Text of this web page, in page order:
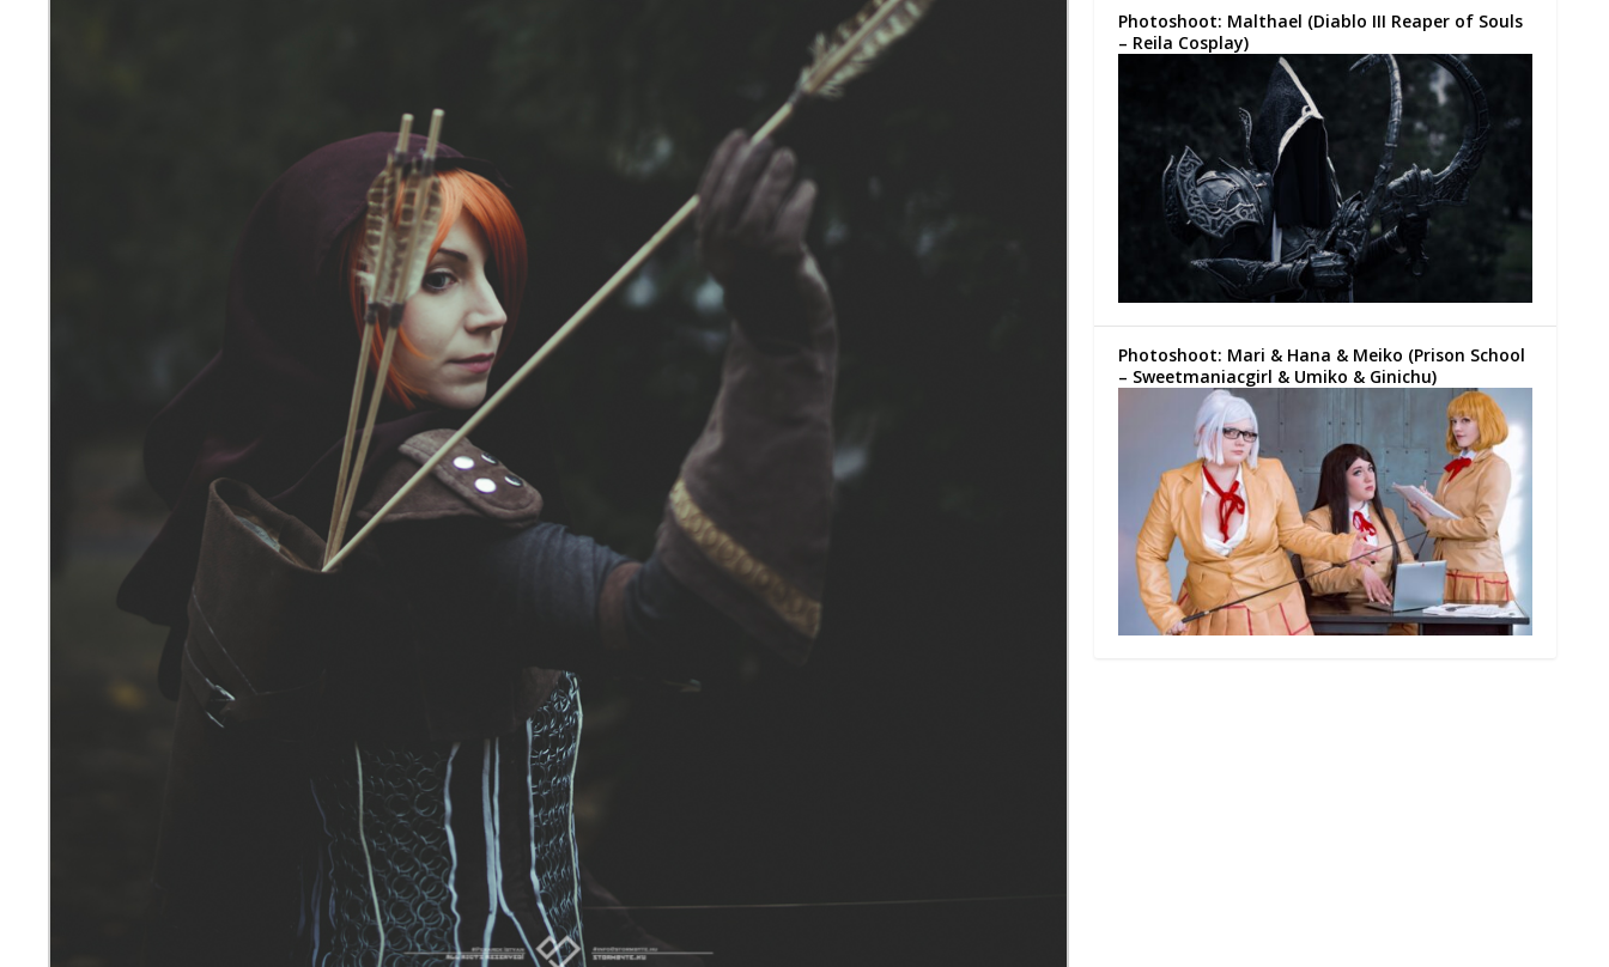
Photoshoot: Malthael (Diablo III Reaper of Souls
– Reila Cosplay)
Photoshoot: Mari & Hana & Meiko (Prison School
– Sweetmaniacgirl & Umiko & Ginichu)